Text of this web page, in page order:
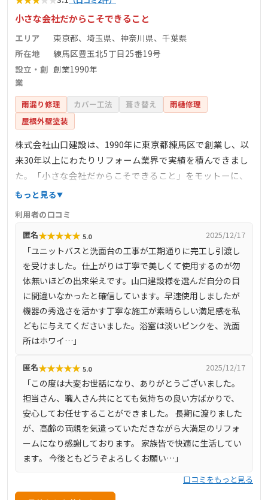
小さな会社だからこそできること
エリア
東京都、埼玉県、神奈川県、千葉県
所在地
練馬区豊玉北5丁目25番19号
設立・創
業
創業1990年
雨漏り修理 カバー工法 葺き替え
雨樋修理
屋根外壁塗装
株式会社山口建設は、1990年に東京都練馬区で創業し、以
来30年以上にわたりリフォーム業界で実績を積んできまし
た。「小さな会社だからこそできること」をモットーに、
お客様一人ひとりのニーズに寄り添ったサービスを提供し
のリフォーム、内装工事など多岐にわたり、特に屋根や外
壁のリフォームにおいて高い評価を得ています。また、ホ
ームプロなどのリフォーム会社紹介サイトにおいても高い
評価を受けており、信頼性の高さが伺えます。お客様の声
として、「担当者の人柄・説明力が良かった」「丁寧な対
応で安心して任せられた」などの口コミが寄せられていま
す。これらの実績と評価から、地域に根ざした信頼のおけ
るリフォーム会社として、多くのお客様に選ばれていま
す。
もっと見る
利用者の口コミ
匿名★★★★★ 5.0 2025/12/17
「ユニットバスと洗面台の工事が工期通りに完工し引渡し
を受けました。仕上がりは丁寧で美しくて使用するのが勿
体無いほどの出来栄えです。山口建設様を選んだ自分の目
に間違いなかったと確信しています。早速使用しましたが
機器の秀逸さを活かす丁寧な施工が素晴らしい満足感を私
どもに与えてくださいました。浴室は淡いピンクを、洗面
所はホワイ…」
匿名★★★★★ 5.0 2025/12/17
「この度は大変お世話になり、ありがとうございました。
担当さん、職人さん共にとても気持ちの良い方ばかりで、
安心してお任せすることができました。 長期に渡りました
が、高齢の両親を気遣っていただきながら大満足のリフォ
ームになり感謝しております。 家族皆で快適に生活してい
ます。 今後ともどうぞよろしくお願い…」
口コミをもっと見る